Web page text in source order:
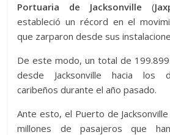
Portuaria de Jacksonville (
estableció un récord en el
que zarparon desde sus
De este modo, un total de
desde Jacksonville hacia los
caribeños durante el año pasado.
Ante esto, el Puerto de
millones de pasajeros que